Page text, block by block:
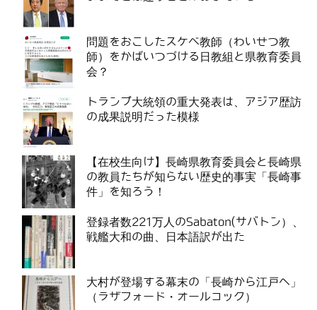
問題をおこしたスケベ教師（わいせつ教
師）をかばいつづける日教組と県教育委員
会？
トランプ大統領の重大発表は、アジア歴訪
の成果説明だった模様
【在校生向け】長崎県教育委員会と長崎県
の教員たちが知らない歴史的事実「長崎事
件」を知ろう！
登録者数221万人のSabaton(サバトン）、
戦艦大和の曲、日本語訳が出た
大村が登場する幕末の「長崎から江戸へ」
（ラザフォード・オールコック）